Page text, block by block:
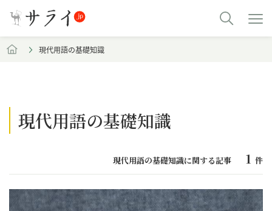
現代用語の基礎知識
現代用語の基礎知識
現代用語の基礎知識に関する記事 1 件